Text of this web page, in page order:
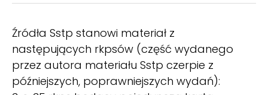
Źródła Sstp stanowi materiał z
następujących rkpsów (część wydanego
przez autora materiału Sstp czerpie z
późniejszych, poprawniejszych wydań):